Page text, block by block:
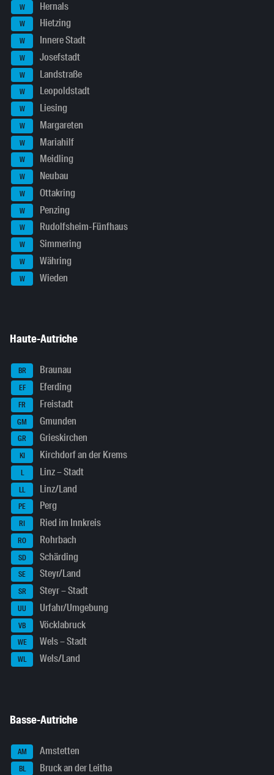
W Hernals
W Hietzing
W Innere Stadt
W Josefstadt
W Landstraße
W Leopoldstadt
W Liesing
W Margareten
W Mariahilf
W Meidling
W Neubau
W Ottakring
W Penzing
W Rudolfsheim-Fünfhaus
W Simmering
W Währing
W Wieden
Haute-Autriche
BR Braunau
EF Eferding
FR Freistadt
GM Gmunden
GR Grieskirchen
KI Kirchdorf an der Krems
L Linz – Stadt
LL Linz/Land
PE Perg
RI Ried im Innkreis
RO Rohrbach
SD Schärding
SE Steyr/Land
SR Steyr – Stadt
UU Urfahr/Umgebung
VB Vöcklabruck
WE Wels – Stadt
WL Wels/Land
Basse-Autriche
AM Amstetten
BL Bruck an der Leitha